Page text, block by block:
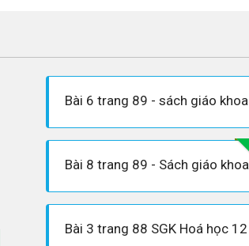
Bài 3 trang 88 SGK Hoá học 12